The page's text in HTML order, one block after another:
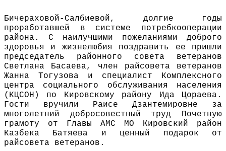
Бичераховой-Салбиевой, долгие годы
проработавшей в системе потребкооперации
района. С наилучшими пожеланиями доброго
здоровья и жизнелюбия поздравить ее пришли
председатель районного совета ветеранов
Светлана Басаева, член райсовета ветеранов
Жанна Тогузова и специалист Комплексного
центра социального обслуживания населения
(КЦСОН) по Кировскому району Ида Цораева.
Гости вручили Раисе Дзантемировне за
многолетний добросовестный труд Почетную
грамоту от Главы АМС МО Кировский район
Казбека Батяева и ценный подарок от
райсовета ветеранов.